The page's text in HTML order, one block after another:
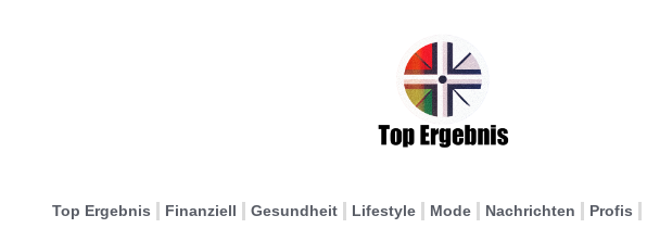
Top Ergebnis Finanziell Gesundheit Lifestyle Mode Nachrichten Profis